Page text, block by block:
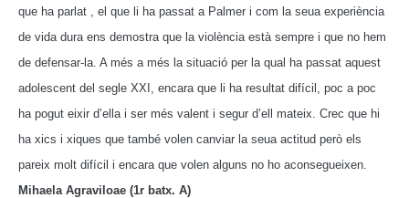
que ha parlat , el que li ha passat a Palmer i com la seua experiència
de vida dura ens demostra que la violència està sempre i que no hem
de defensar-la. A més a més la situació per la qual ha passat aquest
adolescent del segle XXI, encara que li ha resultat difícil, poc a poc
ha pogut eixir d’ella i ser més valent i segur d’ell mateix. Crec que hi
ha xics i xiques que també volen canviar la seua actitud però els
pareix molt difícil i encara que volen alguns no ho aconsegueixen.
Mihaela Agraviloae (1r batx. A)